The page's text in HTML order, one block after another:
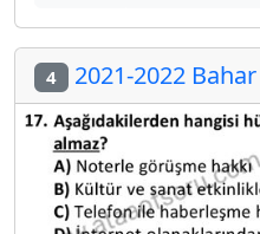
4 2021-2022 Bahar